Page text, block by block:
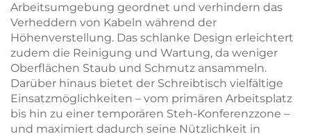
Arbeitsumgebung geordnet und verhindern das
Verheddern von Kabeln während der
Höhenverstellung. Das schlanke Design erleichtert
zudem die Reinigung und Wartung, da weniger
Oberflächen Staub und Schmutz ansammeln.
Darüber hinaus bietet der Schreibtisch vielfältige
Einsatzmöglichkeiten – vom primären Arbeitsplatz
bis hin zu einer temporären Steh-Konferenzzone –
und maximiert dadurch seine Nützlichkeit in